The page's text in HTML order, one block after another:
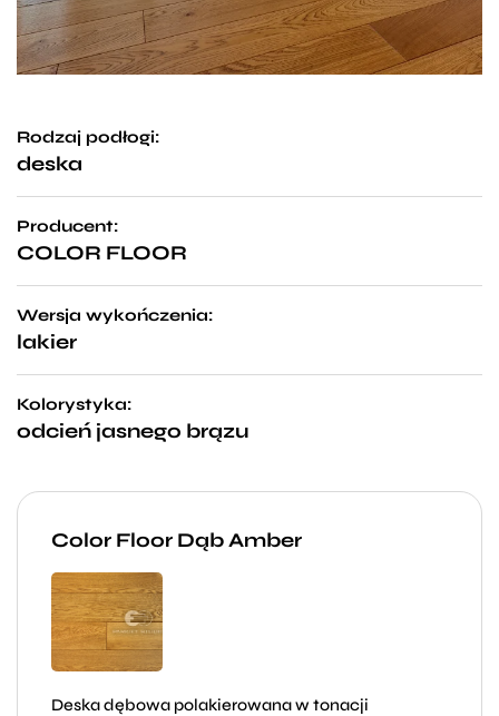
Rodzaj podłogi:
deska
Producent:
COLOR FLOOR
Wersja wykończenia:
lakier
Kolorystyka:
odcień jasnego brązu
Color Floor Dąb Amber
Deska dębowa polakierowana w tonacji